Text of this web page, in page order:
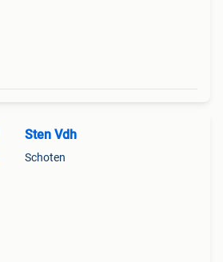
Sten Vdh
Schoten